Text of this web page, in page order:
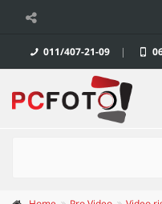
011/407-21-09 |